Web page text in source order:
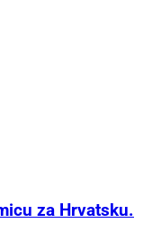
za Hrvatsku.